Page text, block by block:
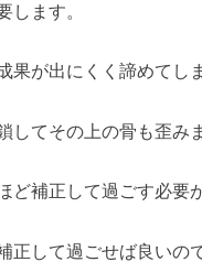
します。
が出にくく諦めてし
してその上の骨も歪み
ど補正して過ごす必要
して過ごせば良いの